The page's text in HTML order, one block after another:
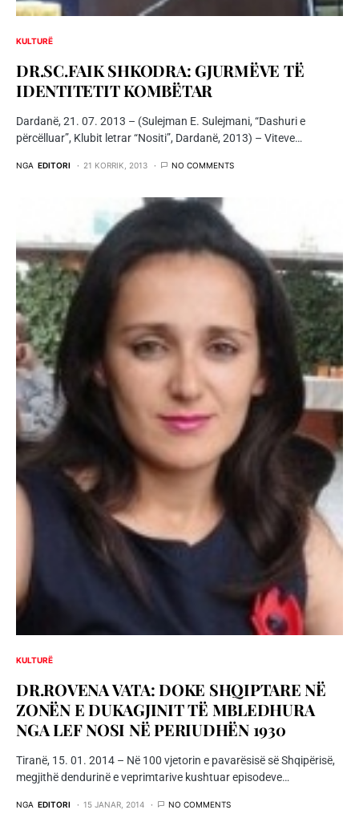
KULTURË
DR.SC.FAIK SHKODRA: GJURMËVE TË
IDENTITETIT KOMBËTAR
Dardanë, 21. 07. 2013 – (Sulejman E. Sulejmani, “Dashuri e
përcëlluar”, Klubit letrar “Nositi”, Dardanë, 2013) – Viteve…
NGA EDITORI 21 KORRIK, 2013 NO COMMENTS
KULTURË
DR.ROVENA VATA: DOKE SHQIPTARE NË
ZONËN E DUKAGJINIT TË MBLEDHURA
NGA LEF NOSI NË PERIUDHËN 1930
Tiranë, 15. 01. 2014 – Në 100 vjetorin e pavarësisë së Shqipërisë,
megjithë dendurinë e veprimtarive kushtuar episodeve…
NGA EDITORI 15 JANAR, 2014 NO COMMENTS